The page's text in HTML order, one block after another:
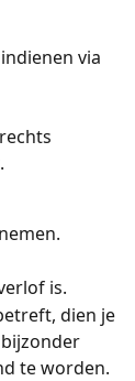
via
is.
dien je
te worden.